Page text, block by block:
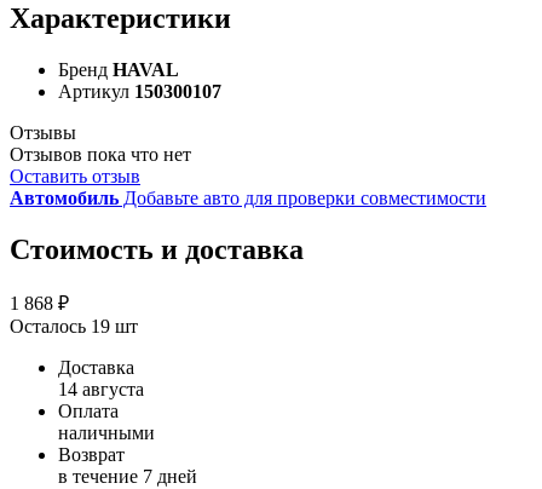
Характеристики
Бренд HAVAL
Артикул 150300107
Отзывы
Отзывов пока что нет
Оставить отзыв
Автомобиль Добавьте авто для проверки совместимости
Стоимость и доставка
1 868 ₽
Осталось 19 шт
Доставка
14 августа
Оплата
наличными
Возврат
в течение 7 дней